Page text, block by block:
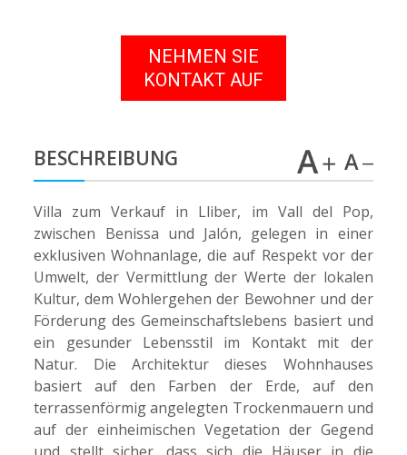
NEHMEN SIE
KONTAKT AUF
BESCHREIBUNG
Villa zum Verkauf in Lliber, im Vall del Pop,
zwischen Benissa und Jalón, gelegen in einer
exklusiven Wohnanlage, die auf Respekt vor der
Umwelt, der Vermittlung der Werte der lokalen
Kultur, dem Wohlergehen der Bewohner und der
Förderung des Gemeinschaftslebens basiert und
ein gesunder Lebensstil im Kontakt mit der
Natur. Die Architektur dieses Wohnhauses
basiert auf den Farben der Erde, auf den
terrassenförmig angelegten Trockenmauern und
auf der einheimischen Vegetation der Gegend